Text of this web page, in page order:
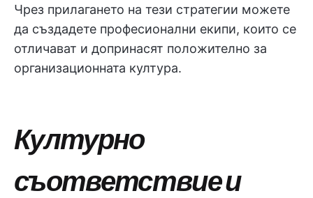
Чрез прилагането на тези стратегии можете
да създадете професионални екипи, които се
отличават и допринасят положително за
организационната култура.
Културно
съответствие и